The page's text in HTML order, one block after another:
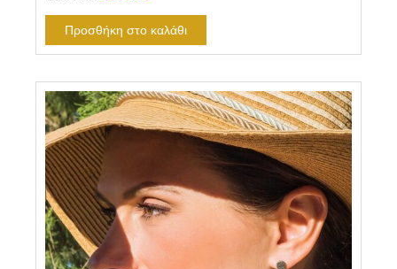
price
was:
€290.00.
τρέχουσα
τιμή
είναι:
€260.00.
Προσθήκη στο καλάθι